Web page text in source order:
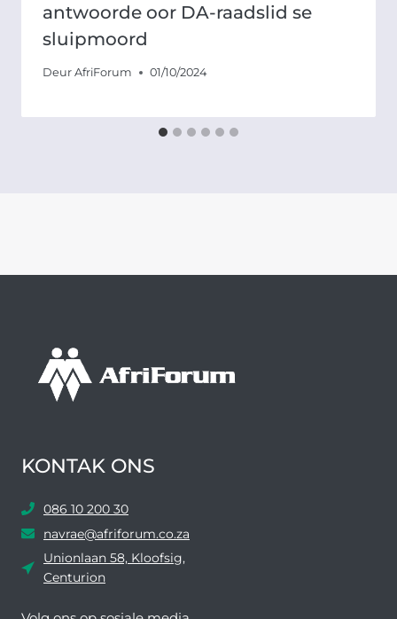
antwoorde oor DA-raadslid se
sluipmoord
Deur AfriForum 01/10/2024
KONTAK ONS
086 10 200 30
navrae@afriforum.co.za
Unionlaan 58, Kloofsig,
Centurion